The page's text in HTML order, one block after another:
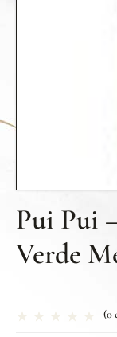
Pui Pui
Verde
(0